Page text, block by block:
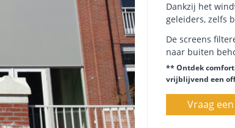
Dankzij het
geleiders, zelfs
De screens
naar buiten
** Ontdek comfort
vrijblijvend een
Vraag